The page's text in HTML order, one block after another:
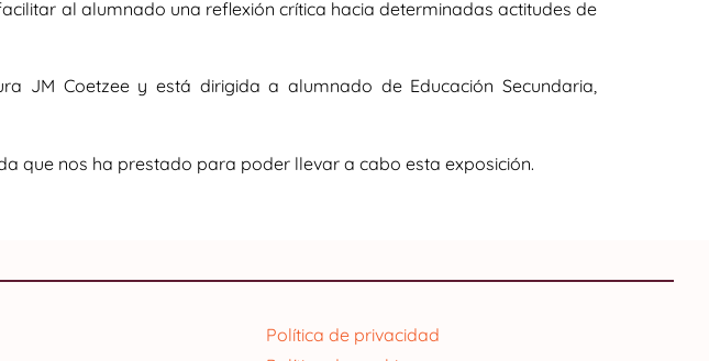
al alumnado una reflexión crítica hacia determinadas actitudes de
Coetzee y está dirigida a alumnado de Educación Secundaria,
que nos ha prestado para poder llevar a cabo esta exposición.
Política de privacidad